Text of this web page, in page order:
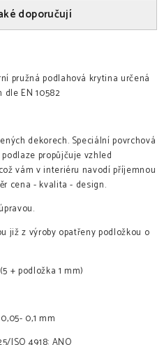
doporučují
pružná podlahová krytina určená
dle EN 10582
dekorech. Speciální povrchová
propůjčuje vzhled
vám v interiéru navodí příjemnou
cena - kvalita - design.
již z výroby opatřeny podložkou o
+ podložka 1 mm)
0,1 mm